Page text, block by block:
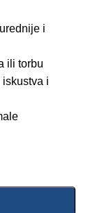
i
ili torbu
i